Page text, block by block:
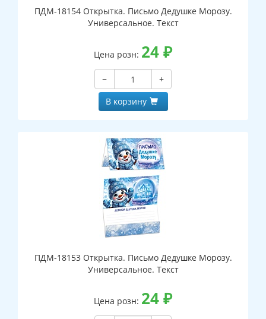
ПДМ-18154 Открытка. Письмо Дедушке Морозу.
Универсальное. Текст
Цена розн: 24₽
−
+
В корзину
ПДМ-18153 Открытка. Письмо Дедушке Морозу.
Универсальное. Текст
Цена розн: 24₽